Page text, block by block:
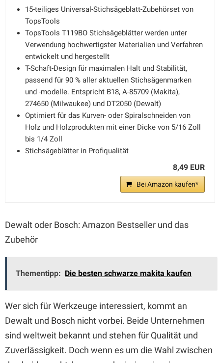
15-teiliges Universal-Stichsägeblatt-Zubehörset von
TopsTools
TopsTools T119BO Stichsägeblätter werden unter
Verwendung hochwertigster Materialien und Verfahren
entwickelt und hergestellt
T-Schaft-Design für maximalen Halt und Stabilität,
passend für 90 % aller aktuellen Stichsägenmarken
und -modelle. Entspricht B18, A-85709 (Makita),
274650 (Milwaukee) und DT2050 (Dewalt)
Optimiert für das Kurven- oder Spiralschneiden von
Holz und Holzprodukten mit einer Dicke von 5/16 Zoll
bis 1/4 Zoll
Stichsägeblätter in Profiqualität
8,49 EUR
Bei Amazon kaufen*
Dewalt oder Bosch: Amazon Bestseller und das
Zubehör
Thementipp: Die besten schwarze makita kaufen
Wer sich für Werkzeuge interessiert, kommt an
Dewalt und Bosch nicht vorbei. Beide Unternehmen
sind weltweit bekannt und stehen für Qualität und
Zuverlässigkeit. Doch wenn es um die Wahl zwischen